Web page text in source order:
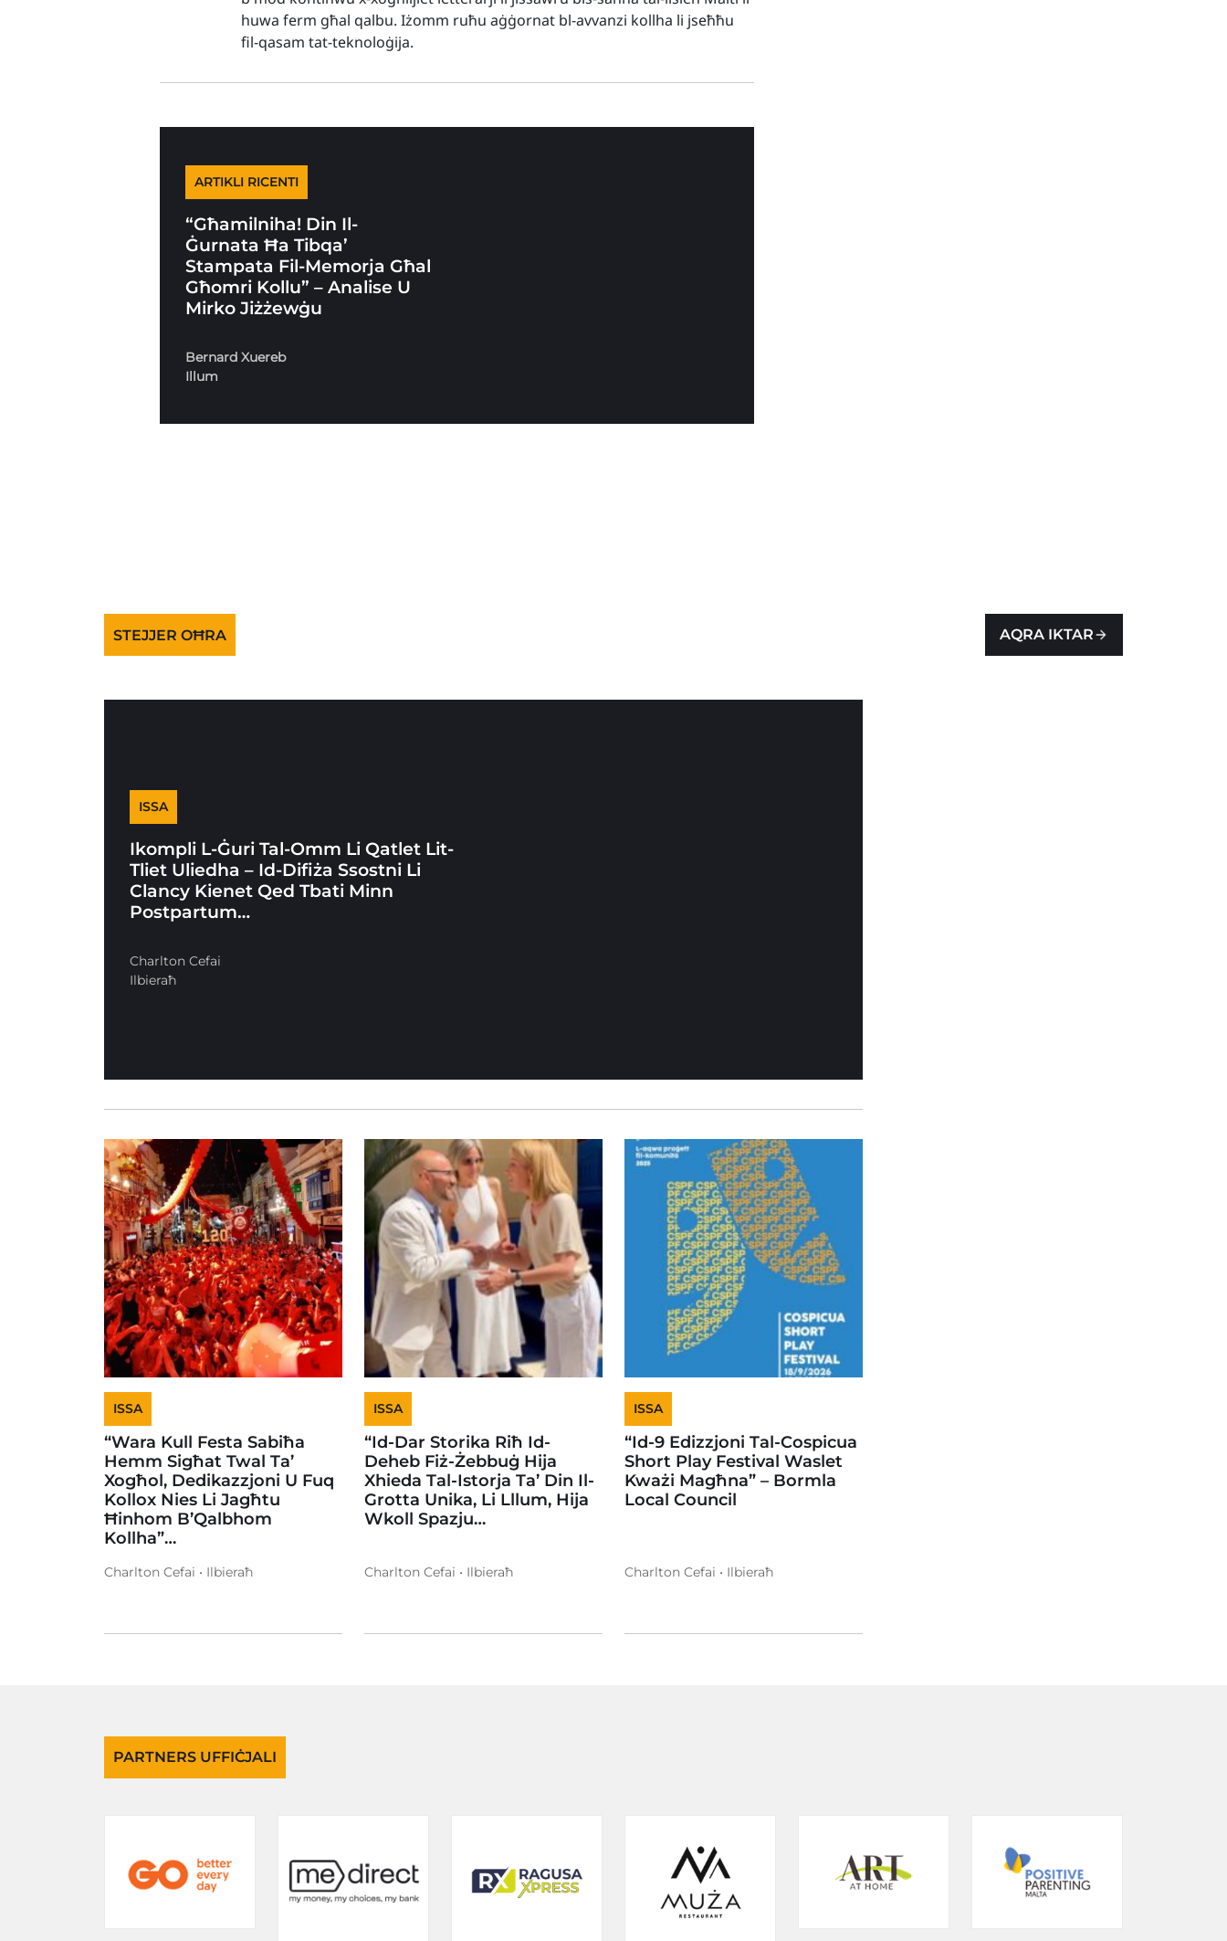
huwa ferm għal qalbu. Iżomm ruħu aġġornat bl-avvanzi kollha li jseħħu
fil-qasam tat-teknoloġija.
ARTIKLI RICENTI
“Għamilniha! Din Il-
Ġurnata Ħa Tibqa’
Stampata Fil-Memorja Għal
Għomri Kollu” – Analise U
Mirko Jiżżewġu
Bernard Xuereb
Illum
STEJJER OĦRA AQRA IKTAR
ISSA
Ikompli L-Ġuri Tal-Omm Li Qatlet Lit-
Tliet Uliedha – Id-Difiża Ssostni Li
Clancy Kienet Qed Tbati Minn
Postpartum…
Charlton Cefai
Ilbieraħ
ISSA
“Wara Kull Festa Sabiħa
Hemm Sigħat Twal Ta’
Xogħol, Dedikazzjoni U Fuq
Kollox Nies Li Jagħtu
Ħinhom B’Qalbhom
Kollha”…
Charlton Cefai • Ilbieraħ
ISSA
“Id-Dar Storika Riħ Id-
Deheb Fiż-Żebbuġ Hija
Xhieda Tal-Istorja Ta’ Din Il-
Grotta Unika, Li Lllum, Hija
Wkoll Spazju…
Charlton Cefai • Ilbieraħ
ISSA
“Id-9 Edizzjoni Tal-Cospicua
Short Play Festival Waslet
Kważi Magħna” – Bormla
Local Council
Charlton Cefai • Ilbieraħ
PARTNERS UFFIĊJALI